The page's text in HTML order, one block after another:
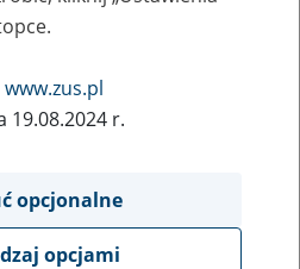
firmy
19.08.2024 r.
opcjonalne
opcjami